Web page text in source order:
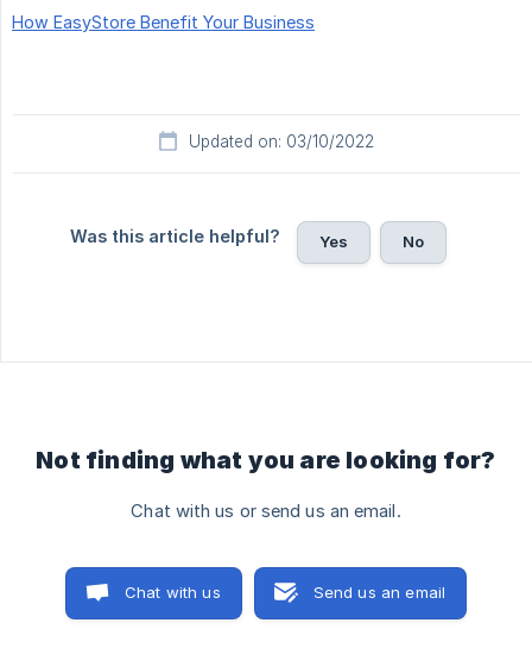
How EasyStore Benefit Your Business
Updated on: 03/10/2022
Was this article helpful? Yes No
Not finding what you are looking for?
Chat with us or send us an email.
Chat with us Send us an email